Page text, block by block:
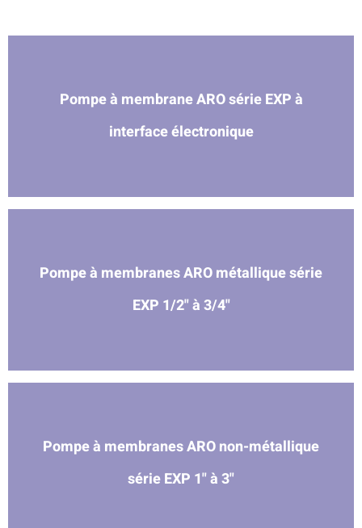
Pompe à membrane ARO série EXP à
interface électronique
Pompe à membranes ARO métallique série
EXP 1/2" à 3/4"
Pompe à membranes ARO non-métallique
série EXP 1" à 3"